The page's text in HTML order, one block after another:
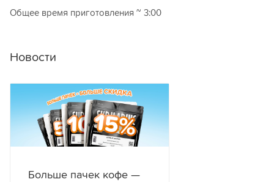
Общее время приготовления ~ 3:00
Новости
Больше пачек кофе —